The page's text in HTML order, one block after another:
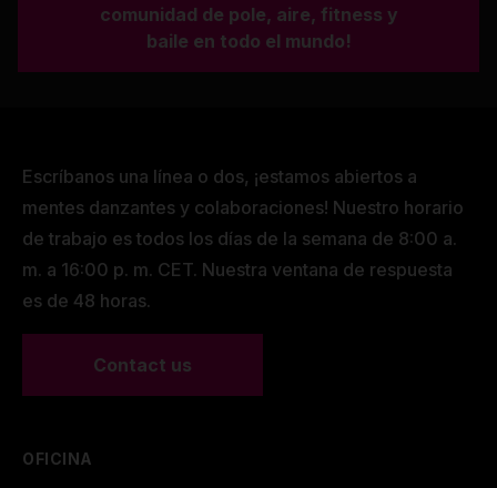
comunidad de pole, aire, fitness y
baile en todo el mundo!
Escríbanos una línea o dos, ¡estamos abiertos a
mentes danzantes y colaboraciones! Nuestro horario
de trabajo es todos los días de la semana de 8:00 a.
m. a 16:00 p. m. CET. Nuestra ventana de respuesta
es de 48 horas.
Contact us
OFICINA